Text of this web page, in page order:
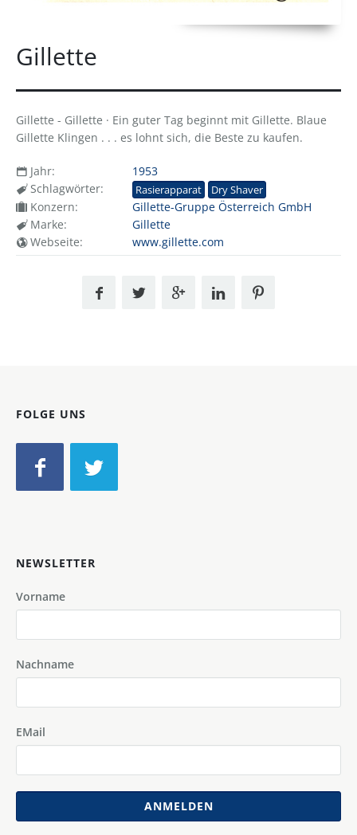
Gillette
Gillette - Gillette · Ein guter Tag beginnt mit Gillette. Blaue
Gillette Klingen . . . es lohnt sich, die Beste zu kaufen.
Jahr:
1953
Schlagwörter:
Rasierapparat Dry Shaver
Konzern:
Gillette-Gruppe Österreich GmbH
Marke:
Gillette
Webseite:
www.gillette.com
FOLGE UNS
NEWSLETTER
Vorname
Nachname
EMail
ANMELDEN